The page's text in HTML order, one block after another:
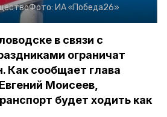
Фото: ИА «Победа26»
в связи с
ограничат
Как сообщает глава
Моисеев,
будет ходить как